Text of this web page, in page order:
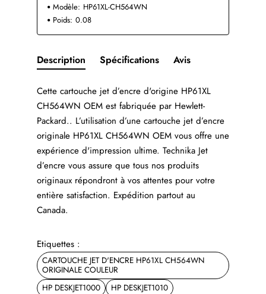
Modèle: HP61XL-CH564WN
Poids: 0.08
Description Spécifications Avis
Cette cartouche jet d’encre d'origine HP61XL
CH564WN OEM est fabriquée par Hewlett-
Packard.. L’utilisation d’une cartouche jet d’encre
originale HP61XL CH564WN OEM vous offre une
expérience d'impression ultime. Technika Jet
d’encre vous assure que tous nos produits
originaux répondront à vos attentes pour votre
entière satisfaction. Expédition partout au
Canada.
Etiquettes :
CARTOUCHE JET D'ENCRE HP61XL CH564WN
ORIGINALE COULEUR
HP DESKJET1000
HP DESKJET1010